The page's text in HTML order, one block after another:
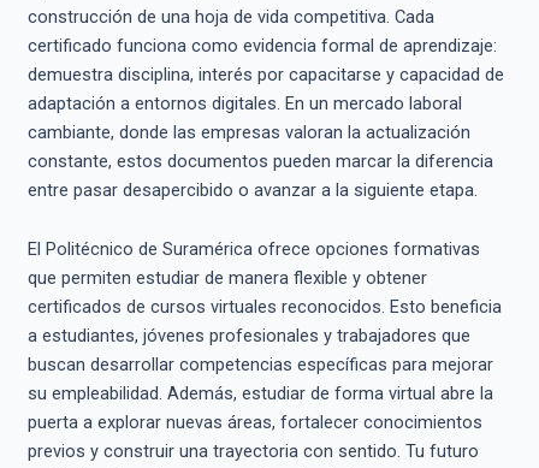
construcción de una hoja de vida competitiva. Cada
certificado funciona como evidencia formal de aprendizaje:
demuestra disciplina, interés por capacitarse y capacidad de
adaptación a entornos digitales. En un mercado laboral
cambiante, donde las empresas valoran la actualización
constante, estos documentos pueden marcar la diferencia
entre pasar desapercibido o avanzar a la siguiente etapa.
El Politécnico de Suramérica ofrece opciones formativas
que permiten estudiar de manera flexible y obtener
certificados de cursos virtuales reconocidos. Esto beneficia
a estudiantes, jóvenes profesionales y trabajadores que
buscan desarrollar competencias específicas para mejorar
su empleabilidad. Además, estudiar de forma virtual abre la
puerta a explorar nuevas áreas, fortalecer conocimientos
previos y construir una trayectoria con sentido. Tu futuro